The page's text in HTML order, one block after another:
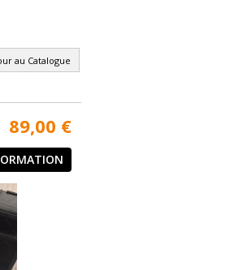
au Catalogue
89,00 €